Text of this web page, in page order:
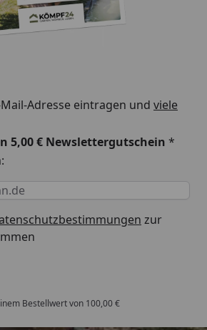
Adresse eintragen und viele
5,00 € Newslettergutschein *
zur
Bestellwert von 100,00 €